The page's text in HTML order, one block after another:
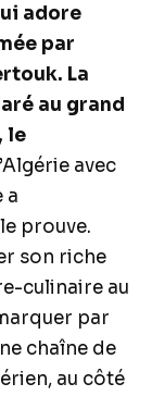
adore
par
La
au grand
le
avec
a
prouve.
son riche
culinaire au
par
chaîne de
au côté